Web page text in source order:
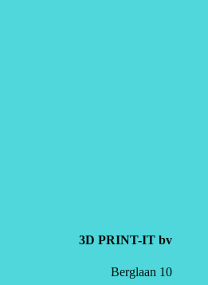
3D PRINT-IT bv
Berglaan 10